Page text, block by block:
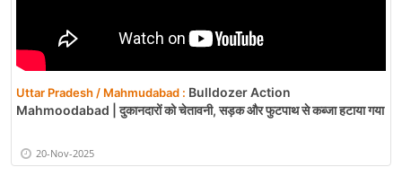
Uttar Pradesh / Mahmudabad : Bulldozer Action
Mahmoodabad | दुकानदारों को चेतावनी, सड़क और फुटपाथ से कब्जा हटाया गया
20-Nov-2025